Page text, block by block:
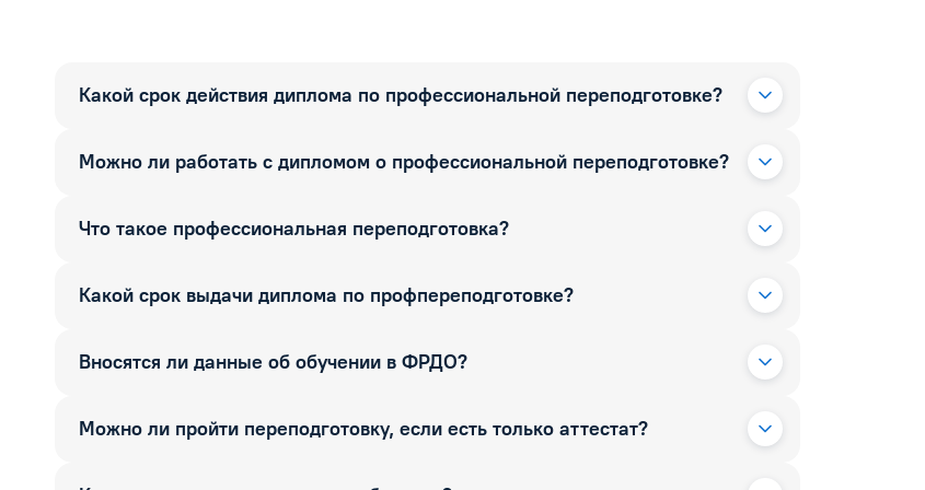
Какой срок действия диплома по профессиональной переподготовке?
Можно ли работать с дипломом о профессиональной переподготовке?
Что такое профессиональная переподготовка?
Какой срок выдачи диплома по профпереподготовке?
Вносятся ли данные об обучении в ФРДО?
Можно ли пройти переподготовку, если есть только аттестат?